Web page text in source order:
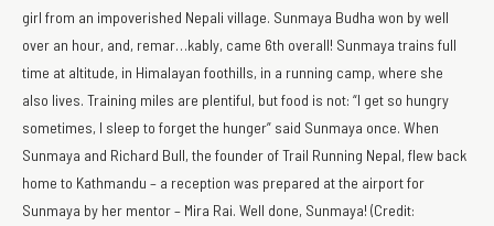
girl from an impoverished Nepali village. Sunmaya Budha won by well
over an hour, and, remar…kably, came 6th overall! Sunmaya trains full
time at altitude, in Himalayan foothills, in a running camp, where she
also lives. Training miles are plentiful, but food is not: “I get so hungry
sometimes, I sleep to forget the hunger” said Sunmaya once. When
Sunmaya and Richard Bull, the founder of Trail Running Nepal, flew back
home to Kathmandu – a reception was prepared at the airport for
Sunmaya by her mentor – Mira Rai. Well done, Sunmaya! (Credit: